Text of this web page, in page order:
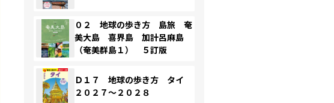
０２ 地球の歩き方 島旅 奄
美大島 喜界島 加計呂麻島
（奄美群島１） ５訂版
Ｄ１７ 地球の歩き方 タイ
２０２７～２０２８